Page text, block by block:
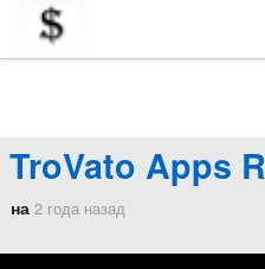
TroVato Apps
на 2 года назад